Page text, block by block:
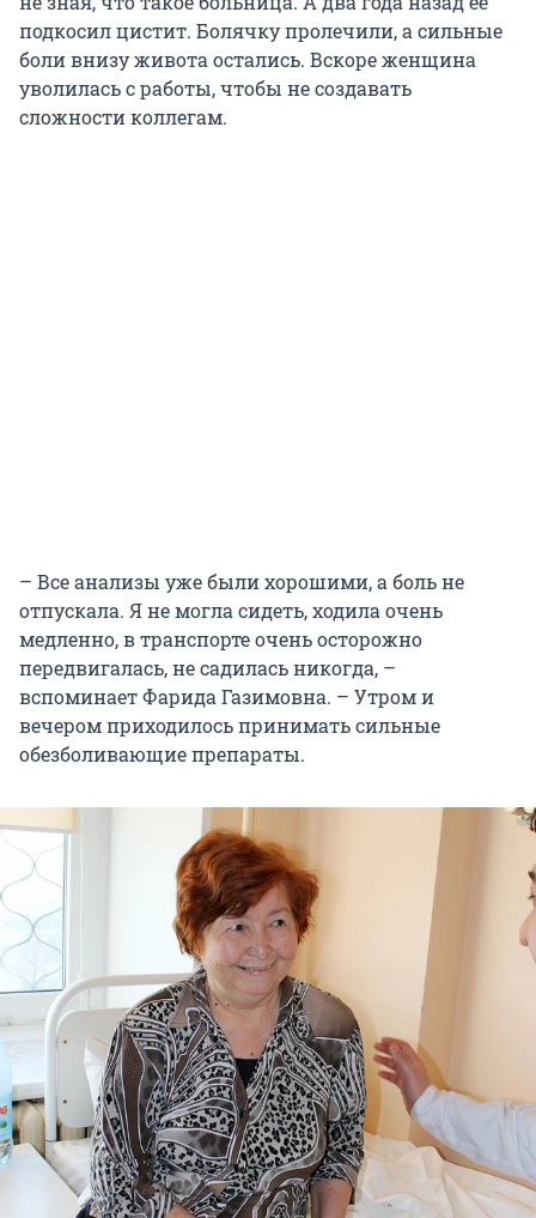
подкосил цистит. Болячку пролечили, а сильные
боли внизу живота остались. Вскоре женщина
уволилась с работы, чтобы не создавать
сложности коллегам.
– Все анализы уже были хорошими, а боль не
отпускала. Я не могла сидеть, ходила очень
медленно, в транспорте очень осторожно
передвигалась, не садилась никогда, –
вспоминает Фарида Газимовна. – Утром и
вечером приходилось принимать сильные
обезболивающие препараты.